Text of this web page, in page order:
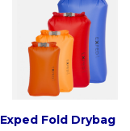
Exped Fold Drybag